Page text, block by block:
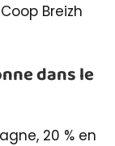
Breizh
dans le
20 % en